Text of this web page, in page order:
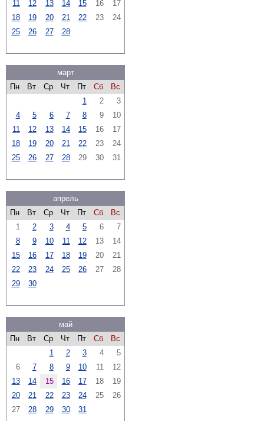
11
12 13 14 15 16
17
18
19 20 21 22 23
24
25
26 27 28
март
Пн
Вт Ср Чт Пт Сб
Вс
1
2
3
4
5 6 7 8 9
10
11
12 13 14 15 16
17
18
19 20 21 22 23
24
25
26 27 28 29 30 31
апрель
Пн
Вт Ср Чт Пт Сб
Вс
1
2 3 4 5 6
7
8
9 10 11 12 13
14
15
16 17 18 19 20
21
22
23 24 25 26 27
28
29
30
май
Пн
Вт Ср Чт Пт Сб
Вс
1
2 3 4
5
6
7 8 9 10 11
12
13
14 15 16 17 18
19
20
21 22 23 24 25
26
27
28 29 30 31